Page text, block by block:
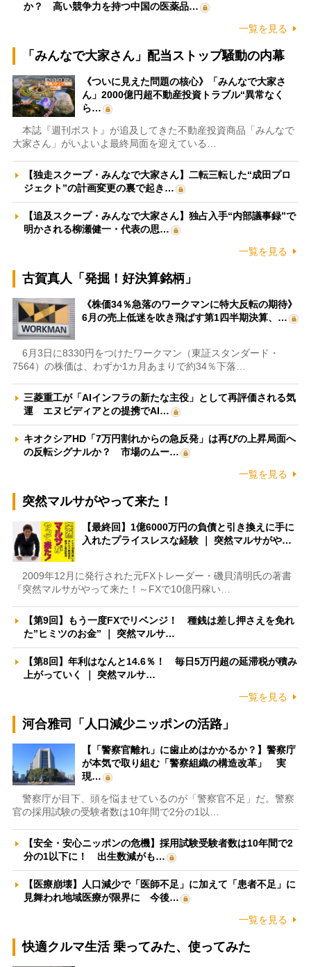
か？ 高い競争力を持つ中国の医薬品…
一覧を見る
「みんなで大家さん」配当ストップ騒動の内幕
《ついに見えた問題の核心》「みんなで大家さ
ん」2000億円超不動産投資トラブル“異常なく
ら…
本誌『週刊ポスト』が追及してきた不動産投資商品「みんなで
大家さん」がいよいよ最終局面を迎えている…
【独走スクープ・みんなで大家さん】二転三転した“成田プロ
ジェクト”の計画変更の裏で起き…
【追及スクープ・みんなで大家さん】独占入手“内部議事録”で
明かされる柳瀬健一・代表の思…
一覧を見る
古賀真人「発掘！好決算銘柄」
《株価34％急落のワークマンに特大反転の期待》
6月の売上低迷を吹き飛ばす第1四半期決算、…
6月3日に8330円をつけたワークマン（東証スタンダード・
7564）の株価は、わずか1カ月あまりで約34％下落…
三菱重工が「AIインフラの新たな主役」として再評価される気
運 エヌビディアとの提携でAI…
キオクシアHD「7万円割れからの急反発」は再びの上昇局面へ
の反転シグナルか？ 市場のムー…
一覧を見る
突然マルサがやって来た！
【最終回】1億6000万円の負債と引き換えに手に
入れたプライスレスな経験 ｜ 突然マルサがや…
2009年12月に発行された元FXトレーダー・磯貝清明氏の著書
『突然マルサがやって来た！～FXで10億円稼い…
【第9回】もう一度FXでリベンジ！ 種銭は差し押さえを免れ
た”ヒミツのお金” ｜ 突然マルサ…
【第8回】年利はなんと14.6％！ 毎日5万円超の延滞税が積み
上がっていく ｜ 突然マルサ…
一覧を見る
河合雅司「人口減少ニッポンの活路」
【「警察官離れ」に歯止めはかかるか？】警察庁
が本気で取り組む「警察組織の構造改革」 実
現…
警察庁が目下、頭を悩ませているのが「警察官不足」だ。警察
官の採用試験の受験者数は10年間で2分の1以…
【安全・安心ニッポンの危機】採用試験受験者数は10年間で2
分の1以下に！ 出生数減がも…
【医療崩壊】人口減少で「医師不足」に加えて「患者不足」に
見舞われ地域医療が限界に 今後…
一覧を見る
快適クルマ生活 乗ってみた、使ってみた